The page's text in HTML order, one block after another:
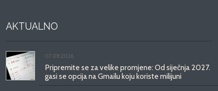
AKTUALNO
07.08.2026.
Pripremite se za velike promjene: Od siječnja 2027.
gasi se opcija na Gmailu koju koriste milijuni